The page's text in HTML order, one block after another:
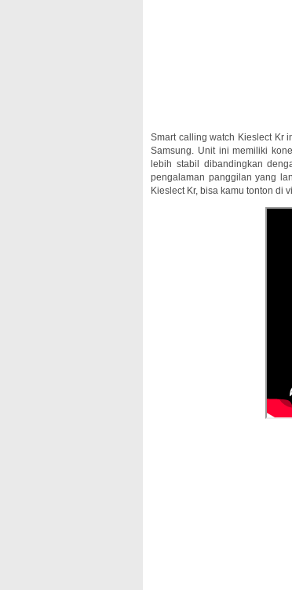
Smart calling watch Kieslect Kr
Samsung. Unit ini memiliki
lebih stabil dibandingkan
pengalaman panggilan yang
Kieslect Kr, bisa kamu tonton di